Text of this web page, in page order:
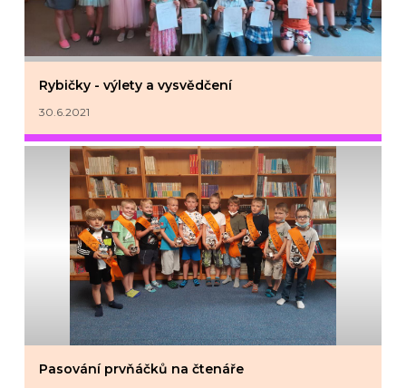
Rybičky - výlety a vysvědčení
30.6.2021
Pasování prvňáčků na čtenáře